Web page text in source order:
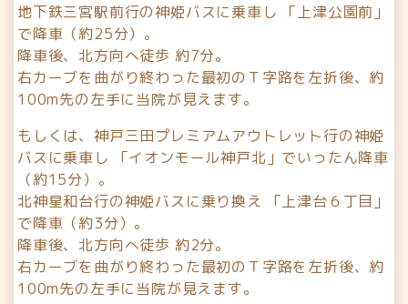
地下鉄三宮駅前行の神姫バスに乗車し 「上津公園前」
で降車（約25分）。
降車後、北方向へ徒歩 約7分。
右カーブを曲がり終わった最初のＴ字路を左折後、約
100m先の左手に当院が見えます。
もしくは、神戸三田プレミアムアウトレット行の神姫
バスに乗車し 「イオンモール神戸北」でいったん降車
（約15分）。
北神星和台行の神姫バスに乗り換え 「上津台６丁目」
で降車（約3分）。
降車後、北方向へ徒歩 約2分。
右カーブを曲がり終わった最初のＴ字路を左折後、約
100m先の左手に当院が見えます。